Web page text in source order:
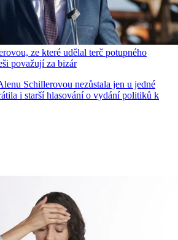
ze které udělal terč potupného
považují za bizár
Schillerovou nezůstala jen u jedné
i starší hlasování o vydání politiků k